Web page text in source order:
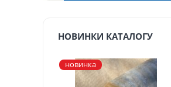
НОВИНКИ КАТАЛОГУ
новинка